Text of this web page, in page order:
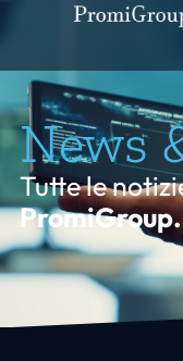
News
Tutte le
PromiGroup.